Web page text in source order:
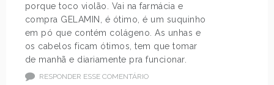
porque toco violão. Vai na farmácia e
compra GELAMIN, é ótimo, é um suquinho
em pó que contém colágeno. As unhas e
os cabelos ficam ótimos, tem que tomar
de manhã e diariamente pra funcionar.
RESPONDER ESSE COMENTÁRIO